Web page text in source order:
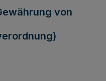
von